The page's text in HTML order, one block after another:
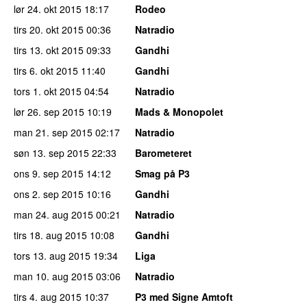
lør 24. okt 2015 18:17
Rodeo
tirs 20. okt 2015 00:36
Natradio
tirs 13. okt 2015 09:33
Gandhi
tirs 6. okt 2015 11:40
Gandhi
tors 1. okt 2015 04:54
Natradio
lør 26. sep 2015 10:19
Mads & Monopolet
man 21. sep 2015 02:17
Natradio
søn 13. sep 2015 22:33
Barometeret
ons 9. sep 2015 14:12
Smag på P3
ons 2. sep 2015 10:16
Gandhi
man 24. aug 2015 00:21
Natradio
tirs 18. aug 2015 10:08
Gandhi
tors 13. aug 2015 19:34
Liga
man 10. aug 2015 03:06
Natradio
tirs 4. aug 2015 10:37
P3 med Signe Amtoft